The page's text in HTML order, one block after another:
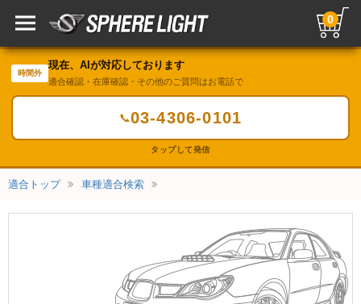
0
時間外
現在、AIが対応しております
適合確認・在庫確認・その他のご質問はお電話で
📞03-4306-0101
タップして発信
適合トップ 車種適合検索